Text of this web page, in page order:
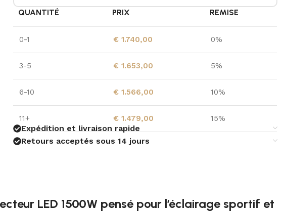
QUANTITÉ PRIX REMISE
0-1 € 1.740,00 0%
3-5 € 1.653,00 5%
6-10 € 1.566,00 10%
11+ € 1.479,00 15%
Expédition et livraison rapide
Retours acceptés sous 14 jours
LED 1500W pensé pour l’éclairage sportif et